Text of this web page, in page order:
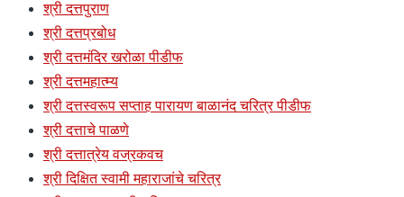
श्री दत्तपुराण
श्री दत्तप्रबोध
श्री दत्तमंदिर खरोळा पीडीफ
श्री दत्तमहात्म्य
श्री दत्तस्वरूप सप्ताह पारायण बाळानंद चरित्र पीडीफ
श्री दत्ताचे पाळणे
श्री दत्तात्रेय वज्रकवच
श्री दिक्षित स्वामी महाराजांचे चरित्र